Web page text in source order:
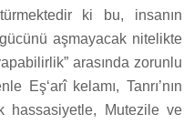
ki bu, insanın
aşmayacak nitelikte
arasında zorunlu
Eş‘arî kelamı, Tanrı’nın
hassasiyetle, Mutezile ve